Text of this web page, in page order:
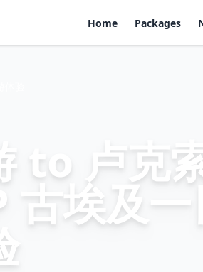
Home Packages
to 卢克
埃及一